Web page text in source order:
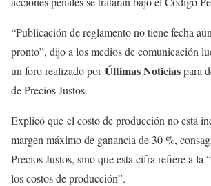
“Publicación de reglamento no tiene fecha
pronto”, dijo a los medios de comunicación
un foro realizado porÚltimas Noticiaspara
de Precios Justos.
Explicó que el costo de producción no está
margen máximo de ganancia de 30 %,
Precios Justos, sino que esta cifra refiere a la
los costos de producción”.